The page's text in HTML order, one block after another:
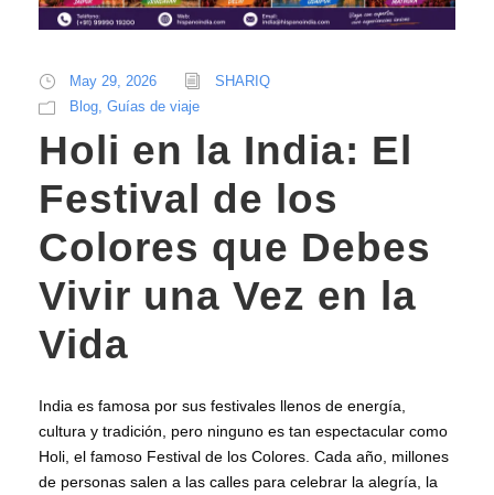
May 29, 2026
SHARIQ
Blog Guías de viaje
Holi en la India: El
Festival de los
Colores que Debes
Vivir una Vez en la
Vida
India es famosa por sus festivales llenos de energía,
cultura y tradición, pero ninguno es tan espectacular como
Holi, el famoso Festival de los Colores. Cada año, millones
de personas salen a las calles para celebrar la alegría, la